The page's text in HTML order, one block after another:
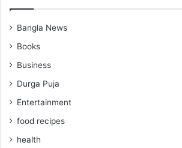
Bangla News
Books
Business
Durga Puja
Entertainment
food recipes
health